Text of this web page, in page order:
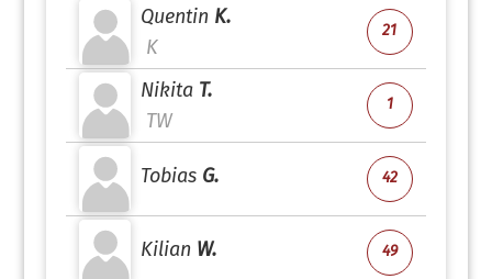
Quentin K.
K
21
Nikita T.
TW
1
Tobias G. 42
Kilian W. 49